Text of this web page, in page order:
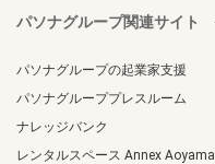
パソナグループ関連サイト
パソナグループの起業家支援
パソナグループプレスルーム
ナレッジバンク
レンタルスペース Annex Aoyama